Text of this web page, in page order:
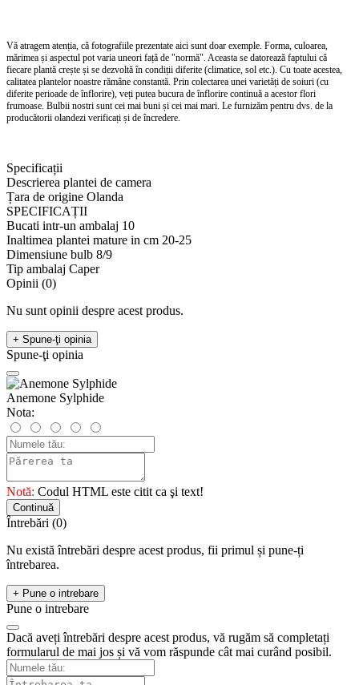
Vă atragem atenția, că fotografiile prezentate aici sunt doar exemple. Forma, culoarea,
mărimea și aspectul pot varia uneori față de "normă". Aceasta se datorează faptului că
fiecare plantă crește și se dezvoltă în condiții diferite (climatice, sol etc.). Cu toate acestea,
calitatea plantelor noastre rămâne constantă. Prin colectarea unei varietăți de soiuri (cu
diferite perioade de înflorire), veți putea bucura de înflorire continuă a acestor flori
frumoase. Bulbii nostri sunt cei mai buni și cei mai mari. Le furnizăm pentru dvs. de la
producătorii olandezi verificați și de încredere.
Specificații
Descrierea plantei de camera
Țara de origine Olanda
SPECIFICAȚII
Bucati intr-un ambalaj 10
Inaltimea plantei mature in cm 20-25
Dimensiune bulb 8/9
Tip ambalaj Сaper
Opinii (0)
Nu sunt opinii despre acest produs.
+ Spune-ţi opinia
Spune-ţi opinia
Anemone Sylphide
Nota:
Notă: Codul HTML este citit ca şi text!
Continuă
Întrebări (0)
Nu există întrebări despre acest produs, fii primul și pune-ți
întrebarea.
+ Pune o intrebare
Pune o intrebare
Dacă aveți întrebări despre acest produs, vă rugăm să completați
formularul de mai jos și vă vom răspunde cât mai curând posibil.